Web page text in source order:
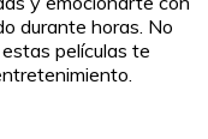
durante horas. No
películas te